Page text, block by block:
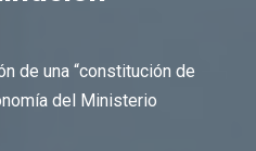
de una “constitución de
del Ministerio